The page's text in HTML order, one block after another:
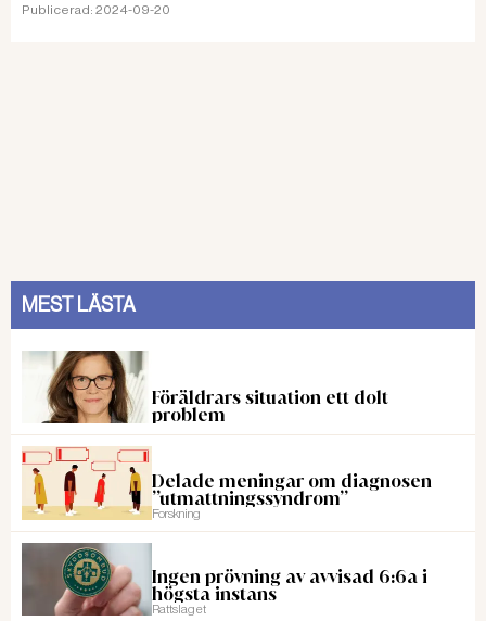
Publicerad: 2024-09-20
MEST LÄSTA
Föräldrars situation ett dolt
problem
Delade meningar om diagnosen
”utmattningssyndrom”
Forskning
Ingen prövning av avvisad 6:6a i
högsta instans
Rattslaget